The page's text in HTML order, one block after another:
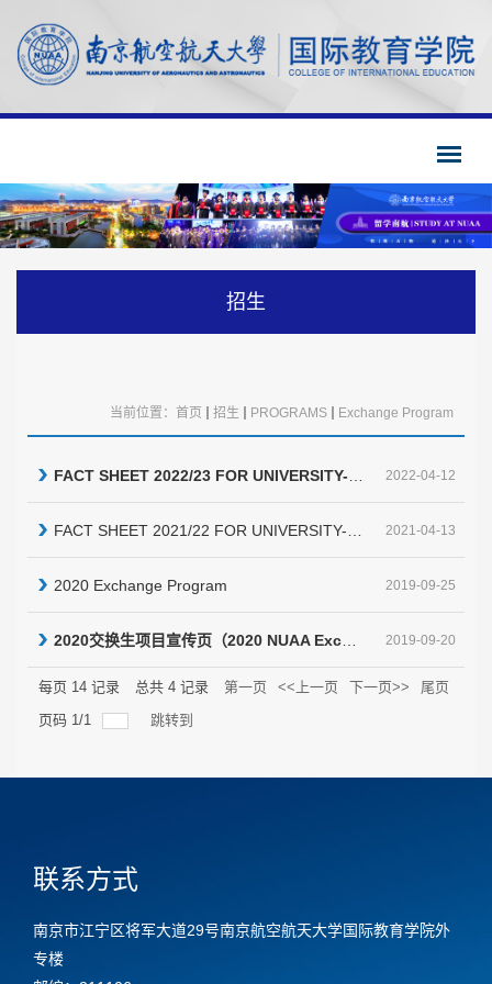
招生
当前位置： 首页 招生 PROGRAMS Exchange Program
FACT SHEET 2022/23 FOR UNIVERSITY-LEVEL EXCHANGE ONLY 2022-04-12
FACT SHEET 2021/22 FOR UNIVERSITY-LEVEL EXCHANGE ONLY 2021-04-13
2020 Exchange Program 2019-09-25
2020交换生项目宣传页（2020 NUAA Exchange Programs） 2019-09-20
每页 14 记录 总共 4 记录 第一页 <<上一页 下一页>>
尾页
页码 1/1 跳转到
联系方式
南京市江宁区将军大道29号南京航空航天大学国际教育学院外
专楼